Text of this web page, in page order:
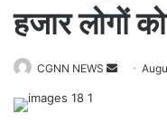
हजार लोगों
CGNN NEWS